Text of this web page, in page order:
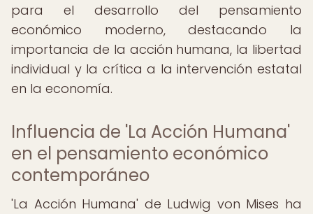
para el desarrollo del pensamiento
económico moderno, destacando la
importancia de la acción humana, la libertad
individual y la crítica a la intervención estatal
en la economía.
Influencia de 'La Acción Humana'
en el pensamiento económico
contemporáneo
'La Acción Humana' de Ludwig von Mises ha